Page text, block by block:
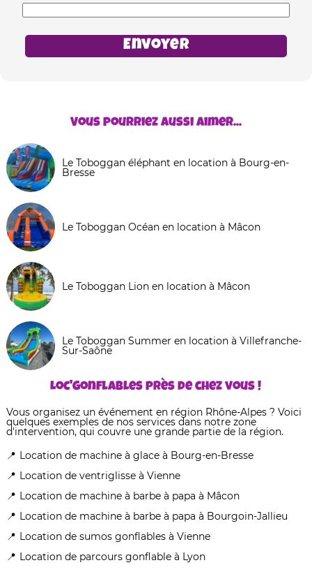
Vous pourriez aussi aimer...
Le Toboggan éléphant en location à Bourg-en-
Bresse
Le Toboggan Océan en location à Mâcon
Le Toboggan Lion en location à Mâcon
Le Toboggan Summer en location à Villefranche-
Sur-Saône
Loc'Gonflables près de chez vous !
Vous organisez un événement en région Rhône-Alpes ? Voici
quelques exemples de nos services dans notre zone
d'intervention, qui couvre une grande partie de la région.
Location de machine à glace à Bourg-en-Bresse
Location de ventriglisse à Vienne
Location de machine à barbe à papa à Mâcon
Location de machine à barbe à papa à Bourgoin-Jallieu
Location de sumos gonflables à Vienne
Location de parcours gonflable à Lyon